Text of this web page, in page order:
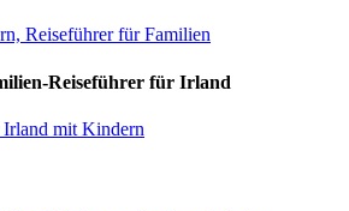
Reiseführer für Irland